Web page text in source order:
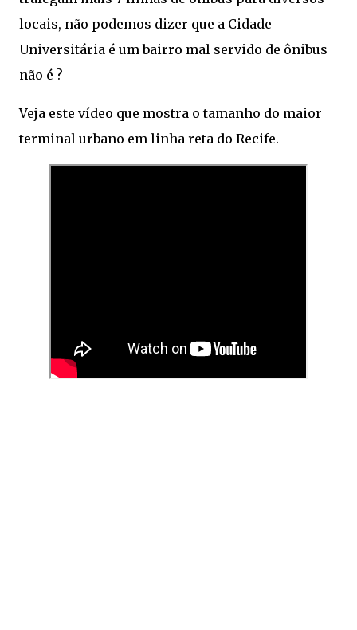
locais, não podemos dizer que a Cidade
Universitária é um bairro mal servido de ônibus
não é ?
Veja este vídeo que mostra o tamanho do maior
terminal urbano em linha reta do Recife.